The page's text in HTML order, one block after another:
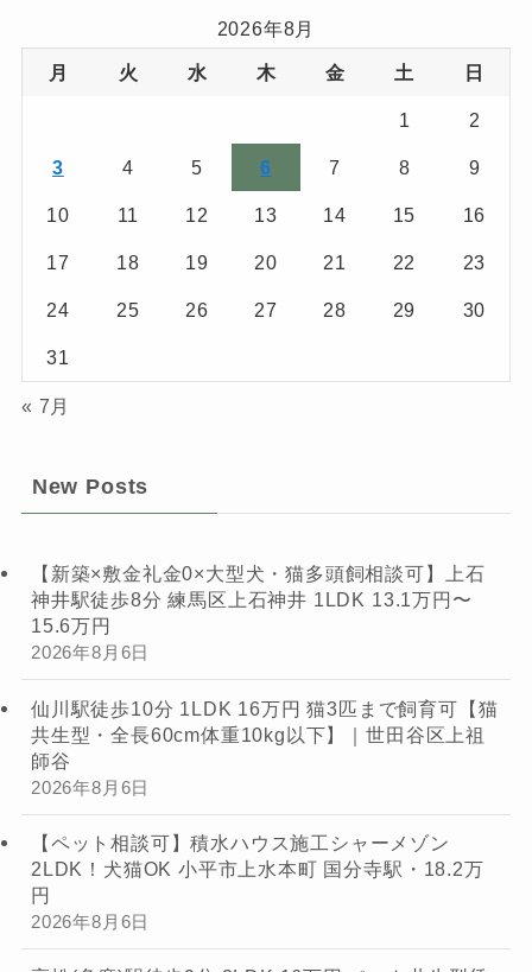
2026年8月
月 火 水 木 金 土 日
1 2
3 4 5 6 7 8 9
10 11 12 13 14 15 16
17 18 19 20 21 22 23
24 25 26 27 28 29 30
31
« 7月
New Posts
【新築×敷金礼金0×大型犬・猫多頭飼相談可】上石
神井駅徒歩8分 練馬区上石神井 1LDK 13.1万円〜
15.6万円
2026年8月6日
仙川駅徒歩10分 1LDK 16万円 猫3匹まで飼育可【猫
共生型・全長60cm体重10kg以下】｜世田谷区上祖
師谷
2026年8月6日
【ペット相談可】積水ハウス施工シャーメゾン
2LDK！犬猫OK 小平市上水本町 国分寺駅・18.2万
円
2026年8月6日